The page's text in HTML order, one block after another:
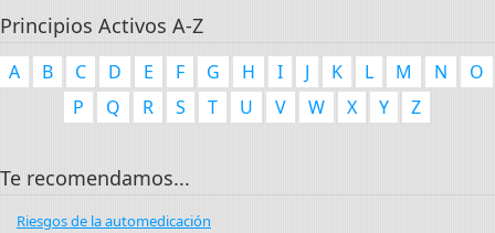
Principios Activos A-Z
A B C D E F G H I J K L M N
O
P
Q R S T U V W X Y Z
Te recomendamos...
Riesgos de la automedicación